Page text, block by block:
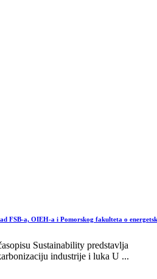
FSB-a, OIEH-a i Pomorskog fakulteta o
Sustainability predstavlja
industrije i luka U ...